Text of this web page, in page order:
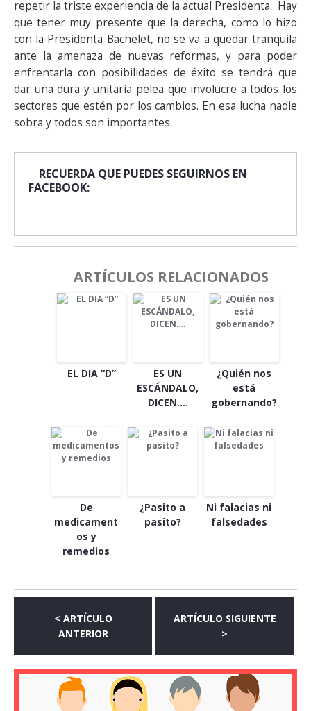
repetir la triste experiencia de la actual Presidenta. Hay
que tener muy presente que la derecha, como lo hizo
con la Presidenta Bachelet, no se va a quedar tranquila
ante la amenaza de nuevas reformas, y para poder
enfrentarla con posibilidades de éxito se tendrá que
dar una dura y unitaria pelea que involucre a todos los
sectores que estén por los cambios. En esa lucha nadie
sobra y todos son importantes.
RECUERDA QUE PUEDES SEGUIRNOS EN
FACEBOOK:
ARTÍCULOS RELACIONADOS
EL DIA “D”
ES UN
ESCÁNDALO,
DICEN….
¿Quién nos
está
gobernando?
De
medicament
os y
remedios
¿Pasito a
pasito?
Ni falacias ni
falsedades
< ARTÍCULO
ANTERIOR
ARTÍCULO SIGUIENTE
>